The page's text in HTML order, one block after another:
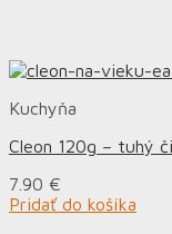
Kuchyňa
Cleon 120g – tuhý
7.90 €
Pridať do košíka